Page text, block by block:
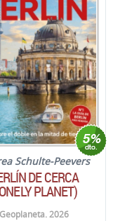
Schulte-Peevers
DE CERCA
PLANET)
Geoplaneta. 2026